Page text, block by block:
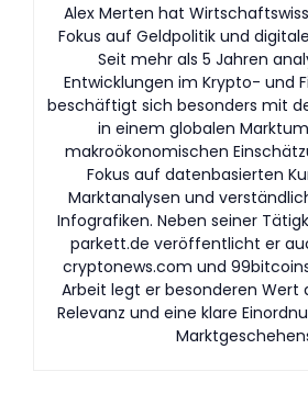
Alex Merten hat
Fokus auf Geldpolitik und
Seit mehr als 5 Jahren
Entwicklungen im Krypto- und
beschäftigt sich besonders mit
in einem globalen
makroökonomischen
Fokus auf datenbasierten
Marktanalysen und
Infografiken. Neben seiner
parkett.de veröffentlicht er
cryptonews.com und
Arbeit legt er besonderen Wert
Relevanz und eine klare